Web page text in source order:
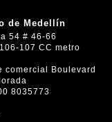
de Medellín
54 # 46-66
107 CC metro
comercial Boulevard
8035773